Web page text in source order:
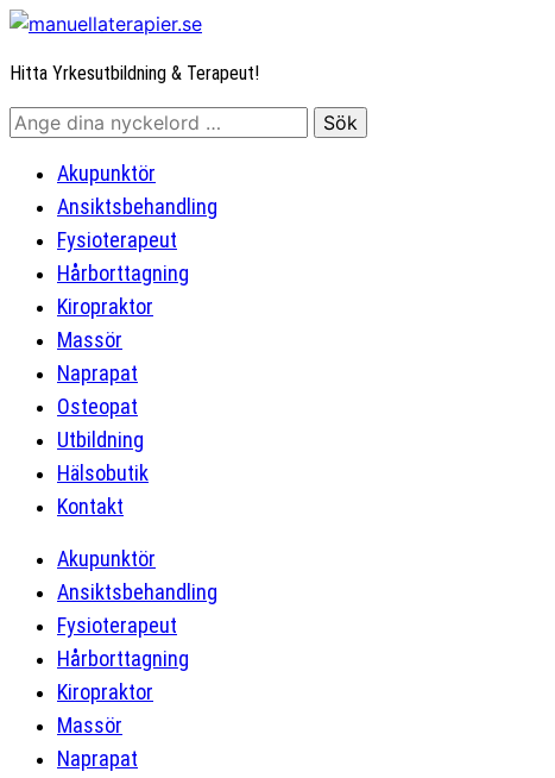
Hitta Yrkesutbildning & Terapeut!
Akupunktör
Ansiktsbehandling
Fysioterapeut
Hårborttagning
Kiropraktor
Massör
Naprapat
Osteopat
Utbildning
Hälsobutik
Kontakt
Akupunktör
Ansiktsbehandling
Fysioterapeut
Hårborttagning
Kiropraktor
Massör
Naprapat